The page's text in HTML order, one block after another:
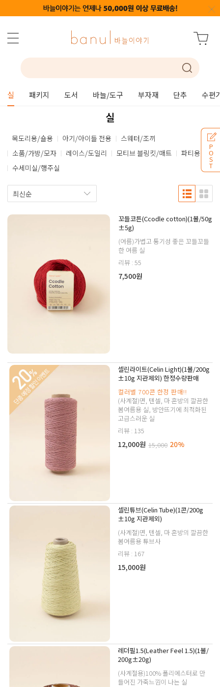
실 패키지 도서 바늘/도구 부자재 단추 수편
P
O
S
T
실
목도리용/숄용 아기/아이들 전용
스웨터/조끼
소품/가방/모자
레이스/도일리 모티브 블링킷/매트
파티용
수세미실/행주실
꼬들코튼(Ccodle cotton)(1볼/50g
±5g)
(여름)가볍고 통기성 좋은 꼬들꼬들
한 여름 실
리뷰 : 55
7,500원
셀린라이트(Celin Light)(1볼/200g
±10g 지관제외) 한정수량판매
컬러별 700콘 한정 판매!!
(사계절)면, 텐셀, 마 혼방의 깔끔한
봄여름용 실, 방안뜨기에 최적화된
고급스러운 실
리뷰 : 135
12,000원 15,000 20%
셀린튜브(Celin Tube)(1콘/200g
±10g 지관제외)
(사계절)면, 텐셀, 마 혼방의 깔끔한
봄여름용 튜브사
리뷰 : 167
15,000원
레더필1.5(Leather Feel 1.5)(1볼/
200g±20g)
(사계절용)100% 폴리에스터로 만
들어진 가죽느낌이 나는 실